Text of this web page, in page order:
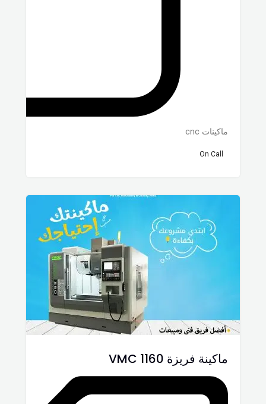
ماكينات cnc
On Call
ماكينة فريزة VMC 1160